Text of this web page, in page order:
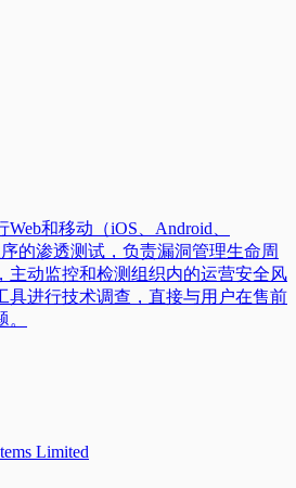
和移动（iOS、Android、
的渗透测试，负责漏洞管理生命周
主动监控和检测组织内的运营安全风
具进行技术调查，直接与用户在售前
Limited